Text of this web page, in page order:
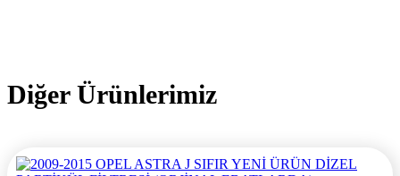
Diğer Ürünlerimiz